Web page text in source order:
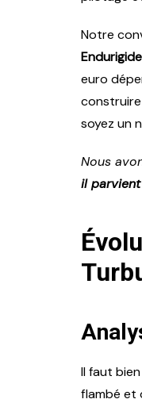
Notre
euro
soyez un
Nous
il
Il faut
flambé et